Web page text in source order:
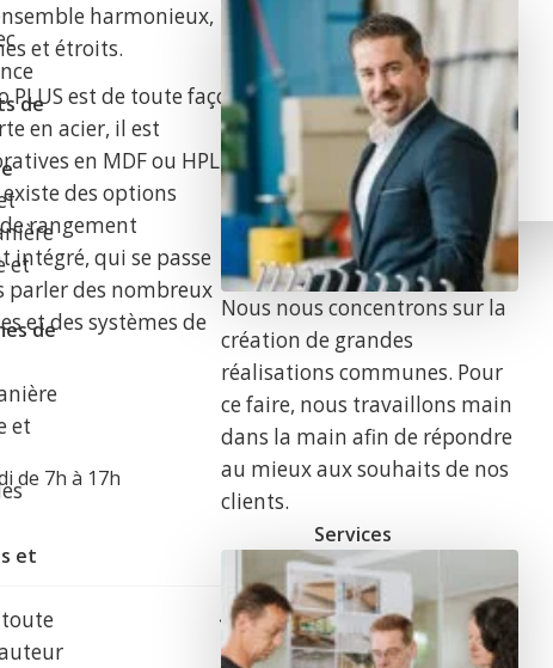
de
et
de
et
et
Nous nous concentrons sur la
création de grandes
réalisations communes. Pour
ce faire, nous travaillons main
dans la main afin de répondre
au mieux aux souhaits de nos
clients.
Services
harmonieux,
et étroits.
PLUS est de toute façon
en acier, il est
en MDF ou HPL.
des options
rangement
intégré, qui se passe
parler des nombreux
et des systèmes de
de 7h à 17h